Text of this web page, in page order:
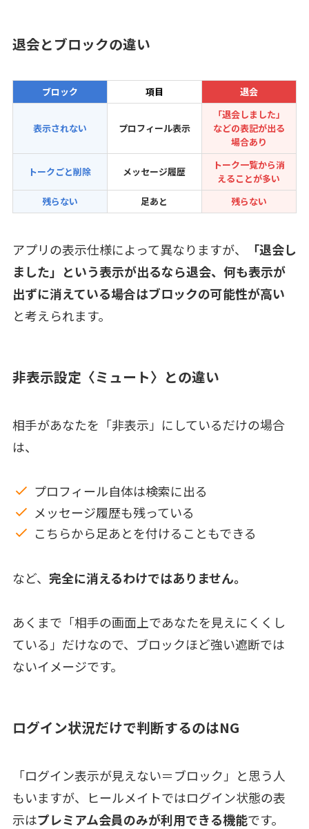
退会とブロックの違い
ブロック 項目 退会
表示されない プロフィール表示
「退会しました」
などの表記が出る
場合あり
トークごと削除 メッセージ履歴
トーク一覧から消
えることが多い
残らない
足あと 残らない
アプリの表示仕様によって異なりますが、
「退会し
ました」という表示が出るなら退会、何も表示が
出ずに消えている場合はブロックの可能性が高い
と考えられます。
非表示設定〈ミュート〉との違い
相手があなたを「非表示」にしているだけの場合
は、
プロフィール自体は検索に出る
メッセージ履歴も残っている
こちらから足あとを付けることもできる
など、 完全に消えるわけではありません。
あくまで「相手の画面上であなたを見えにくくし
ている」だけなので、ブロックほど強い遮断では
ないイメージです。
ログイン状況だけで判断するのはNG
「ログイン表示が見えない＝ブロック」と思う人
もいますが、ヒールメイトではログイン状態の表
示はプレミアム会員のみが利用できる機能です。